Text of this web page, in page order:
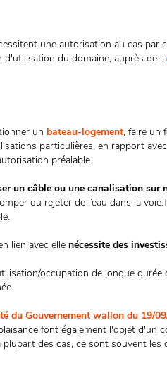
une autorisation au cas par
du domaine, auprès de la
un bateau-logement, faire un
particulières, en rapport
préalable.
un câble ou une canalisation sur
ou rejeter de l’eau dans la
lien avec elle nécessite des
occupation de longue durée
du Gouvernement wallon du 19/
font également l'objet d'un
des cas, ce sont souvent les